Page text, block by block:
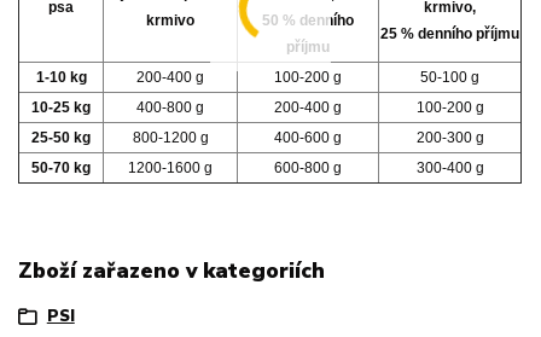
psa
krmivo
50 % denního
příjmu
krmivo,
25 % denního příjmu
1-10 kg 200-400 g 100-200 g
50-100 g
10-25 kg
400-800 g 200-400 g
100-200 g
25-50 kg
800-1200 g 400-600 g
200-300 g
50-70 kg
1200-1600 g 600-800 g 300-400 g
Zboží zařazeno v kategoriích
PSI